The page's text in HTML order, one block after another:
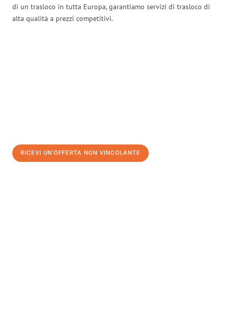
di un trasloco in tutta Europa, garantiamo servizi di trasloco di
alta qualità a prezzi competitivi.
RICEVI UN'OFFERTA NON VINCOLANTE